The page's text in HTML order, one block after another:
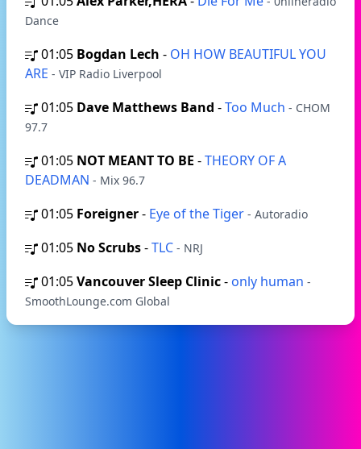
Dance
01:05 Bogdan Lech - OH HOW BEAUTIFUL YOU
ARE - VIP Radio Liverpool
01:05 Dave Matthews Band -Too Much - CHOM
97.7
01:05 NOT MEANT TO BE -THEORY OF A
DEADMAN - Mix 96.7
01:05 Foreigner- Eye of the Tiger - Autoradio
01:05 No Scrubs-TLC - NRJ
01:05Vancouver Sleep Clinic- only human -
SmoothLounge.com Global